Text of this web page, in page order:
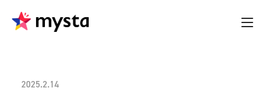
2025.2.14